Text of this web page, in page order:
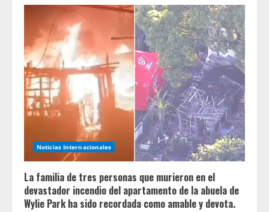
Noticias Internacionales
La familia de tres personas que murieron en el
devastador incendio del apartamento de la abuela de
Wylie Park ha sido recordada como amable y devota.